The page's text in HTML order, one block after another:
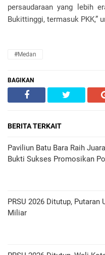
persaudaraan yang lebih
Bukittinggi, termasuk PKK,”
#Medan
BAGIKAN
BERITA TERKAIT
Paviliun Batu Bara Raih
Bukti Sukses Promosikan
PRSU 2026 Ditutup, Putaran
Miliar